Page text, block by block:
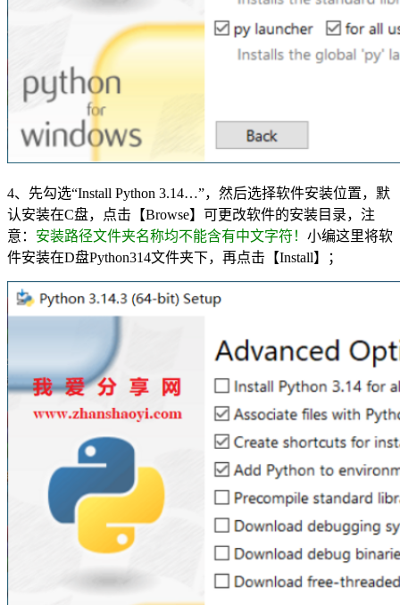
4、先勾选“Install Python 3.14…”，然后选择软件安装位置，默
认安装在C盘，点击【Browse】可更改软件的安装目录，注
意： 安装路径文件夹名称均不能含有中文字符！ 小编这里将软
件安装在D盘Python314文件夹下，再点击【Install】；